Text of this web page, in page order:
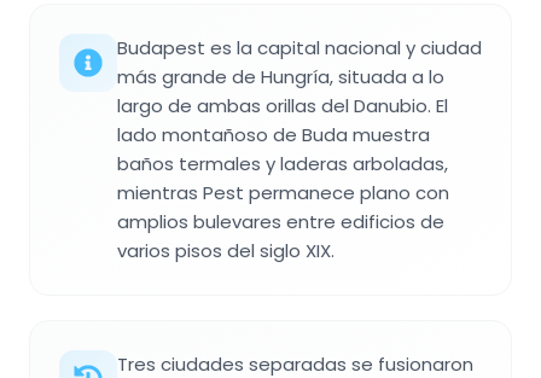
Budapest es la capital nacional y ciudad
más grande de Hungría, situada a lo
largo de ambas orillas del Danubio. El
lado montañoso de Buda muestra
baños termales y laderas arboladas,
mientras Pest permanece plano con
amplios bulevares entre edificios de
varios pisos del siglo XIX.
Tres ciudades separadas se fusionaron